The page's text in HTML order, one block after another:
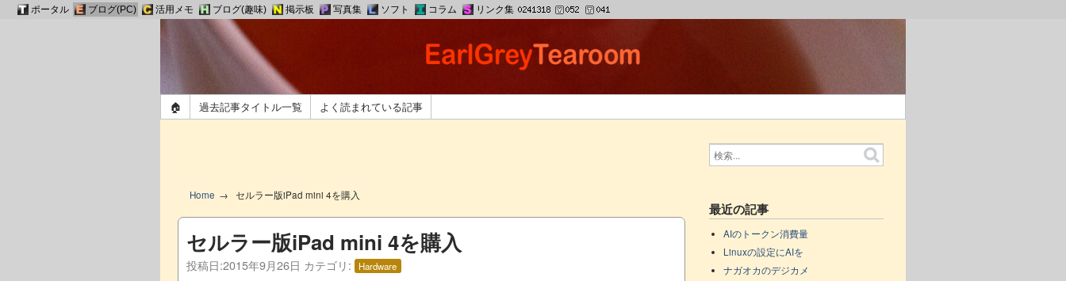
🏠 過去記事タイトル一覧 よく読まれている記事
Home セルラー版iPad mini 4を購入
セルラー版iPad mini 4を購入
投稿日:2015年9月26日 カテゴリ: Hardware
最近の記事
AIのトークン消費量
Linuxの設定にAIを
ナガオカのデジカメ
ポータル ブログ(PC) 活用メモ ブログ(趣味) 掲示板 写真集 ソフト コラム リンク集